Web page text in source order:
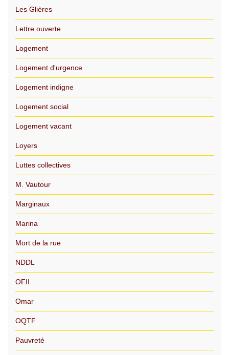
Les Glières
Lettre ouverte
Logement
Logement d'urgence
Logement indigne
Logement social
Logement vacant
Loyers
Luttes collectives
M. Vautour
Marginaux
Marina
Mort de la rue
NDDL
OFII
Omar
OQTF
Pauvreté